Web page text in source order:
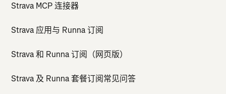
Strava MCP 连接器
Strava 应用与 Runna 订阅
Strava 和 Runna 订阅（网页版）
Strava 及 Runna 套餐订阅常见问答